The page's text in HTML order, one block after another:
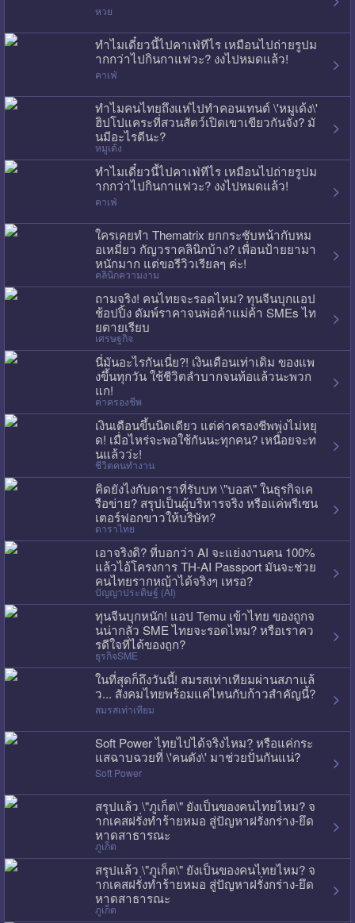
หวย
ทำไมเดี๋ยวนี้ไปคาเฟ่ทีไร เหมือนไปถ่ายรูปม
ากกว่าไปกินกาแฟวะ? งงไปหมดแล้ว!
คาเฟ่
ทำไมคนไทยถึงแห่ไปทำคอนเทนต์ \'หมูเด้ง\'
ฮิปโปแคระที่สวนสัตว์เปิดเขาเขียวกันจัง? มั
นมีอะไรดีนะ?
หมูเด้ง
ทำไมเดี๋ยวนี้ไปคาเฟ่ทีไร เหมือนไปถ่ายรูปม
ากกว่าไปกินกาแฟวะ? งงไปหมดแล้ว!
คาเฟ่
ใครเคยทำ Thematrix ยกกระชับหน้ากับหม
อเหมี่ยว กัญวราคลินิกบ้าง? เพื่อนป้ายยามา
หนักมาก แต่ขอรีวิวเรียลๆ ค่ะ!
คลินิกความงาม
ถามจริง! คนไทยจะรอดไหม? ทุนจีนบุกแอป
ช้อปปิ้ง ดัมพ์ราคาจนพ่อค้าแม่ค้า SMEs ไท
ยตายเรียบ
เศรษฐกิจ
นี่มันอะไรกันเนี่ย?! เงินเดือนเท่าเดิม ของแพ
งขึ้นทุกวัน ใช้ชีวิตลำบากจนท้อแล้วนะพวก
แก!
ค่าครองชีพ
เงินเดือนขึ้นนิดเดียว แต่ค่าครองชีพพุ่งไม่หยุ
ด! เมื่อไหร่จะพอใช้กันนะทุกคน? เหนื่อยจะท
นแล้วว่ะ!
ชีวิตคนทำงาน
คิดยังไงกับดาราที่รับบท \"บอส\" ในธุรกิจเค
รือข่าย? สรุปเป็นผู้บริหารจริง หรือแค่พรีเซน
เตอร์ฟอกขาวให้บริษัท?
ดาราไทย
เอาจริงดิ? ที่บอกว่า AI จะแย่งงานคน 100%
แล้วไอ้โครงการ TH-AI Passport มันจะช่วย
คนไทยรากหญ้าได้จริงๆ เหรอ?
ปัญญาประดิษฐ์ (AI)
ทุนจีนบุกหนัก! แอป Temu เข้าไทย ของถูกจ
นน่ากลัว SME ไทยจะรอดไหม? หรือเราคว
รดีใจที่ได้ของถูก?
ธุรกิจSME
ในที่สุดก็ถึงวันนี้! สมรสเท่าเทียมผ่านสภาแล้
ว... สังคมไทยพร้อมแค่ไหนกับก้าวสำคัญนี้?
สมรสเท่าเทียม
Soft Power ไทยไปได้จริงไหม? หรือแค่กระ
แสฉาบฉวยที่ \'คนดัง\' มาช่วยปั่นกันแน่?
Soft Power
สรุปแล้ว \"ภูเก็ต\" ยังเป็นของคนไทยไหม? จ
ากเคสฝรั่งทำร้ายหมอ สู่ปัญหาฝรั่งกร่าง-ยึด
หาดสาธารณะ
ภูเก็ต
สรุปแล้ว \"ภูเก็ต\" ยังเป็นของคนไทยไหม? จ
ากเคสฝรั่งทำร้ายหมอ สู่ปัญหาฝรั่งกร่าง-ยึด
หาดสาธารณะ
ภูเก็ต